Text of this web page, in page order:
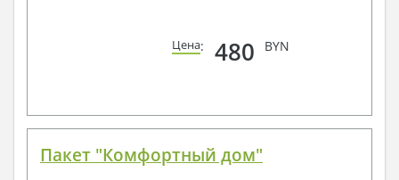
Цена: 480 BYN
Пакет "Комфортный дом"